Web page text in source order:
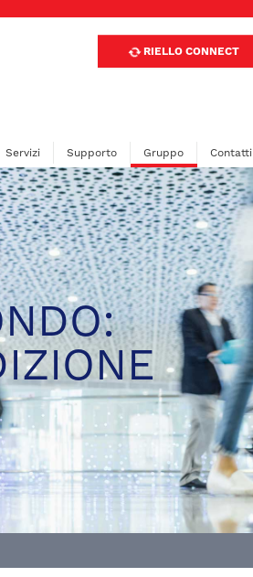
RIELLO CONNECT
Servizi Supporto Gruppo Contatti